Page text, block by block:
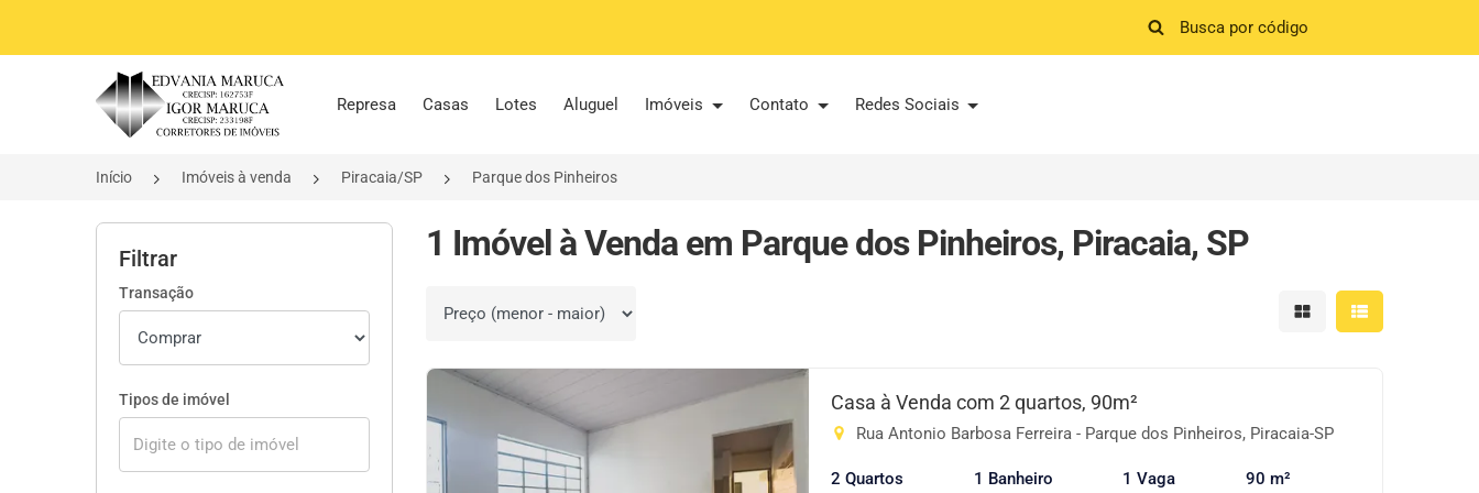
Página inicial
Represa Casas Lotes Aluguel Imóveis Contato Redes Sociais
Início Imóveis à venda Piracaia/SP Parque dos Pinheiros
Filtrar
Transação
Tipos de imóvel
1 Imóvel à Venda em Parque dos Pinheiros, Piracaia, SP
Ordenar por Mostrar resultados em
Mostrar
Casa à Venda com 2 quartos, 90m²
Rua Antonio Barbosa Ferreira - Parque dos Pinheiros, Piracaia-SP
2 Quartos 1 Banheiro 1 Vaga 90 m²